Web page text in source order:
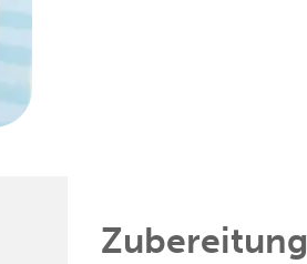
Zubereitung